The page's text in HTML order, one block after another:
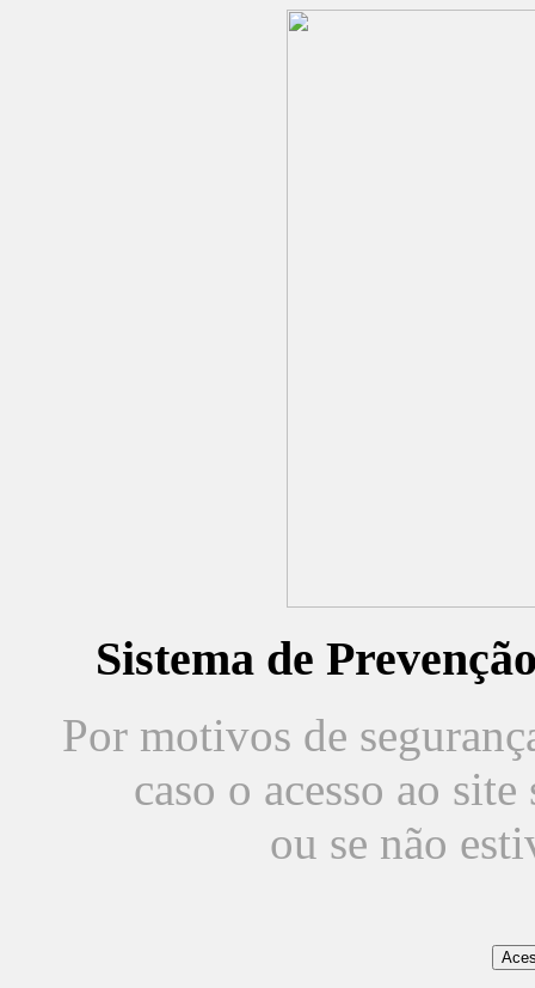
Sistema de
Por motivos de
caso o acesso ao
ou se não